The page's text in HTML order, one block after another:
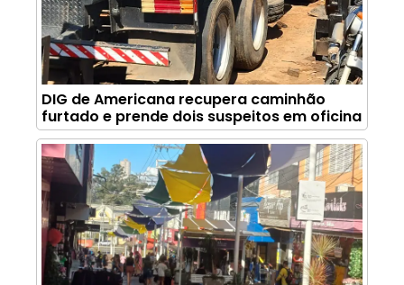
DIG de Americana recupera caminhão
furtado e prende dois suspeitos em oficina